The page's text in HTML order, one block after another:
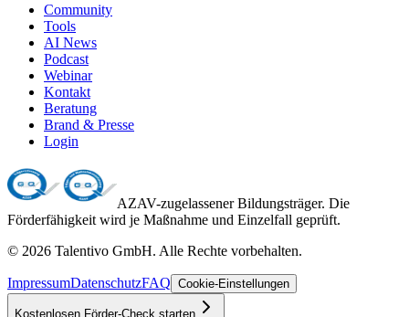
Community
Tools
AI News
Podcast
Webinar
Kontakt
Beratung
Brand & Presse
Login
AZAV-zugelassener Bildungsträger. Die
Förderfähigkeit wird je Maßnahme und Einzelfall geprüft.
© 2026 Talentivo GmbH. Alle Rechte vorbehalten.
ImpressumDatenschutzFAQ Cookie-Einstellungen
Kostenlosen Förder-Check starten